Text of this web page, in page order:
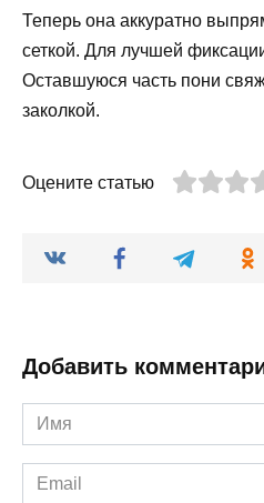
Теперь она аккуратно
сеткой. Для лучшей
Оставшуюся часть пони
заколкой.
Оцените статью
Добавить
Имя
*
Email